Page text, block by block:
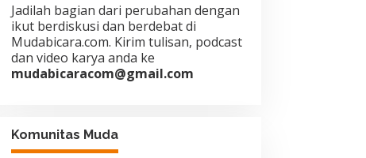
Jadilah bagian dari perubahan dengan
ikut berdiskusi dan berdebat di
Mudabicara.com. Kirim tulisan, podcast
dan video karya anda ke
mudabicaracom@gmail.com
Komunitas Muda